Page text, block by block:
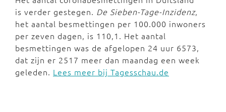
is verder gestegen. De Sieben-Tage-Inzidenz,
het aantal besmettingen per 100.000 inwoners
per zeven dagen, is 110,1. Het aantal
besmettingen was de afgelopen 24 uur 6573,
dat zijn er 2517 meer dan maandag een week
geleden. Lees meer bij Tagesschau.de